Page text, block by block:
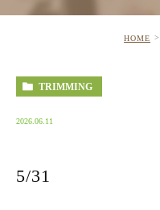
HOME
TRIMMING
2026.06.11
5/31